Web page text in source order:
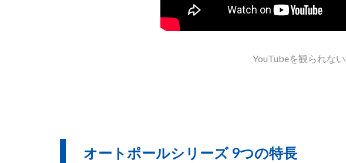
YouTubeを観られな
オートポールシリーズ 9つの特長